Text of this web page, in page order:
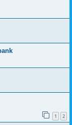
1 2